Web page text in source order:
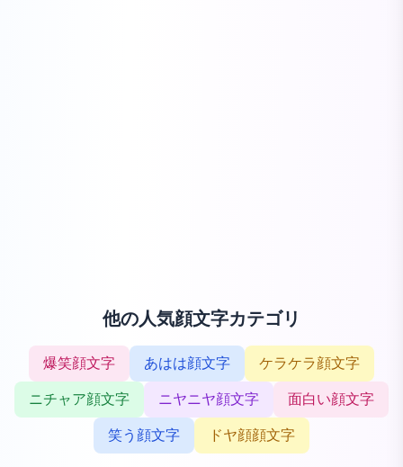
他の人気顔文字カテゴリ
爆笑顔文字 あはは顔文字 ケラケラ顔文字
ニチャア顔文字 ニヤニヤ顔文字 面白い顔文字
笑う顔文字 ドヤ顔顔文字